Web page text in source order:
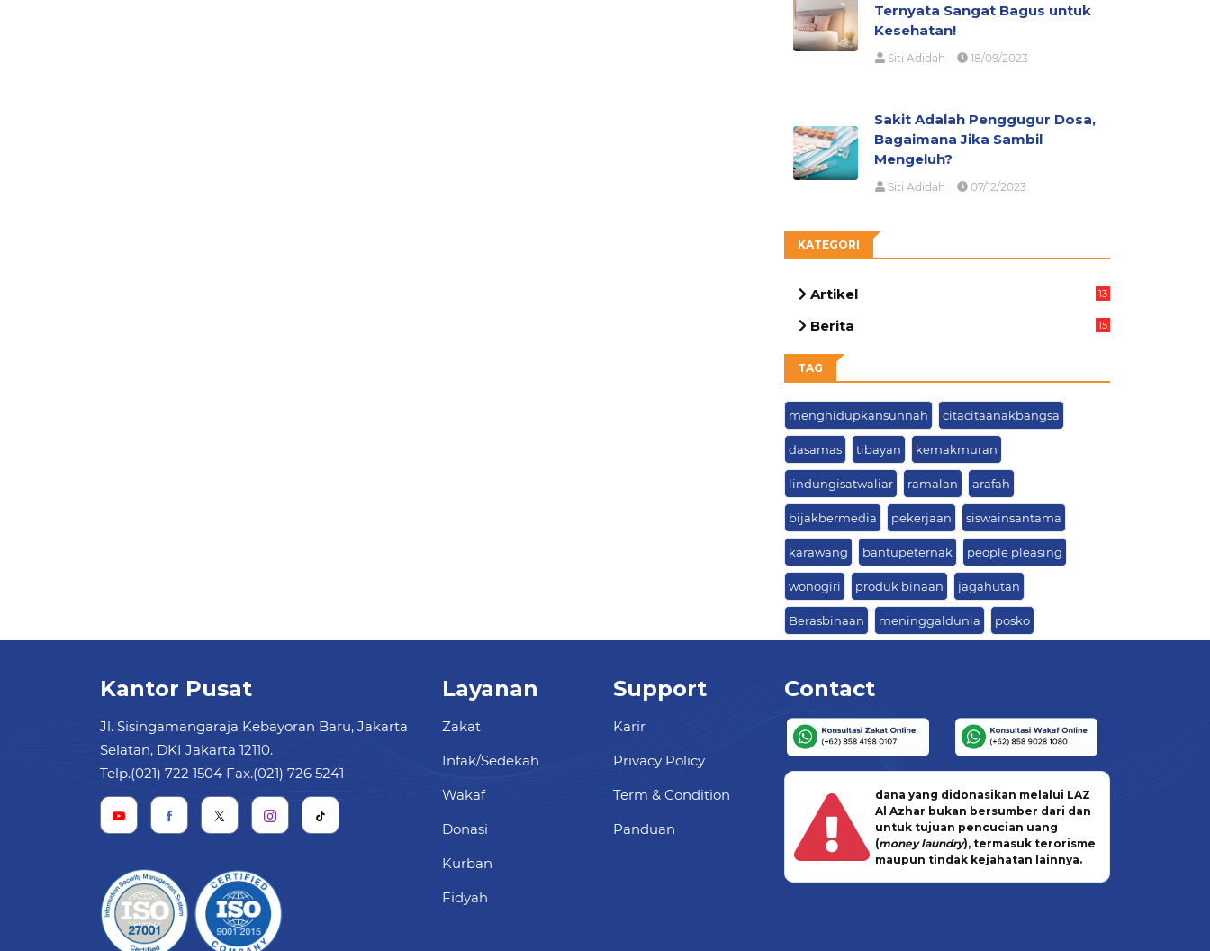
Ternyata Sangat Bagus untuk
Kesehatan!
Siti Adidah 18/09/2023
Sakit Adalah Penggugur Dosa,
Bagaimana Jika Sambil
Mengeluh?
Siti Adidah 07/12/2023
KATEGORI
Artikel
13
Berita
15
TAG
menghidupkansunnah citacitaanakbangsa
dasamas tibayan kemakmuran
lindungisatwaliar ramalan arafah
bijakbermedia pekerjaan siswainsantama
karawang bantupeternak people pleasing
wonogiri produk binaan jagahutan
Berasbinaan meninggaldunia posko
Kantor Pusat
Jl. Sisingamangaraja Kebayoran Baru, Jakarta
Selatan, DKI Jakarta 12110.
Telp.(021) 722 1504 Fax.(021) 726 5241
Layanan
Zakat
Infak/Sedekah
Wakaf
Donasi
Kurban
Fidyah
Support
Karir
Privacy Policy
Term & Condition
Panduan
Contact
dana yang didonasikan melalui LAZ
Al Azhar bukan bersumber dari dan
untuk tujuan pencucian uang
(money laundry), termasuk terorisme
maupun tindak kejahatan lainnya.